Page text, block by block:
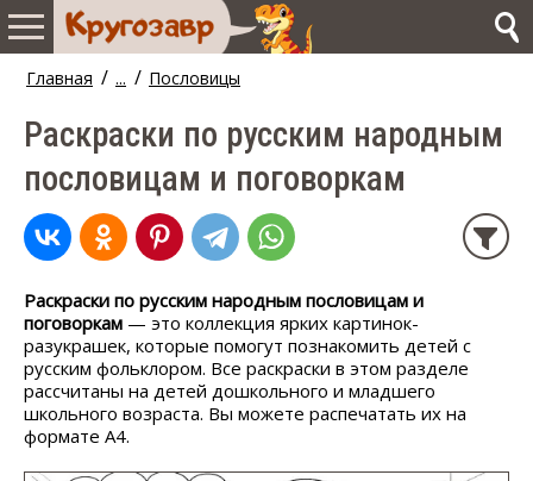
Главная / ... / Пословицы
Раскраски по русским народным
пословицам и поговоркам
Раскраски по русским народным пословицам и
поговоркам — это коллекция ярких картинок-
разукрашек, которые помогут познакомить детей с
русским фольклором. Все раскраски в этом разделе
рассчитаны на детей дошкольного и младшего
школьного возраста. Вы можете распечатать их на
формате А4.